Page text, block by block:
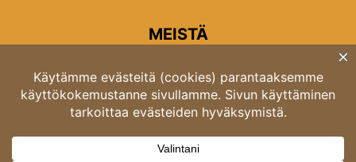
MEISTÄ
Rondon toimitus
Opastinsilta 6A 00520 Helsinki
Asiakaspalvelu: puh. 03 4246 5318
asiakaspalvelu@rondo.fi
Ota meihin yhteyttä:toimitus@rondo.fi